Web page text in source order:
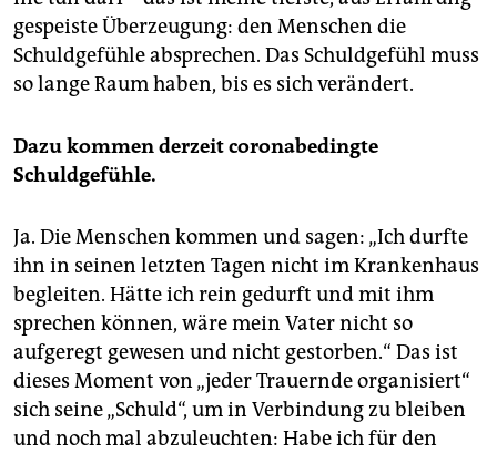
gespeiste Überzeugung: den Menschen die
Schuldgefühle absprechen. Das Schuldgefühl muss
so lange Raum haben, bis es sich verändert.
Dazu kommen derzeit coronabedingte
Schuldgefühle.
Ja. Die Menschen kommen und sagen: „Ich durfte
ihn in seinen letzten Tagen nicht im Krankenhaus
begleiten. Hätte ich rein gedurft und mit ihm
sprechen können, wäre mein Vater nicht so
aufgeregt gewesen und nicht gestorben.“ Das ist
dieses Moment von „jeder Trauernde organisiert“
sich seine „Schuld“, um in Verbindung zu bleiben
und noch mal abzuleuchten: Habe ich für den